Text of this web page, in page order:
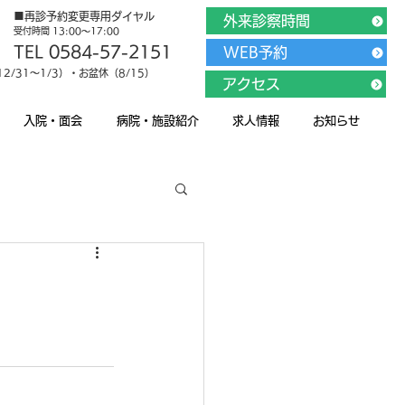
外来診察時間
■再診予約変更専用ダイヤル
受付時間 13:00～17:00
TEL 0584-57-2151
12/31～1/3）・お盆休（8/15）
入院・面会 病院・施設紹介 求人情報 お知らせ
WEB予約
アクセス